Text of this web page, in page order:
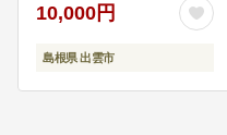
10,000円
島根県 出雲市